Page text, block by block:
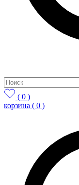
( 0 )
корзина ( 0 )